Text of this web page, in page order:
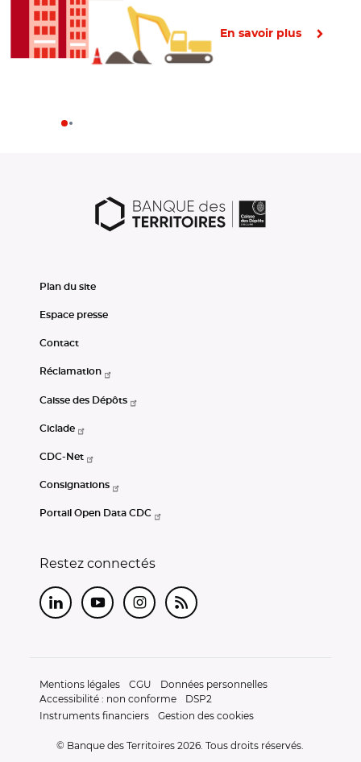
En savoir plus
Plan du site
Espace presse
Contact
Réclamation
Caisse des Dépôts
Ciclade
CDC-Net
Consignations
Portail Open Data CDC
Restez connectés
LinkedInYoutubeInstagram
RSS
Mentions légales CGU
Données personnelles
Accessibilité : non conforme
DSP2
Instruments financiers
Gestion des cookies
© Banque des Territoires 2026. Tous droits réservés.